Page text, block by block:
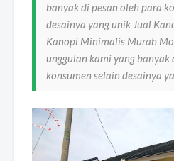
banyak di pesan oleh para
desainya yang unik Jual
Kanopi Minimalis Murah
unggulan kami yang banyak
konsumen selain desainya